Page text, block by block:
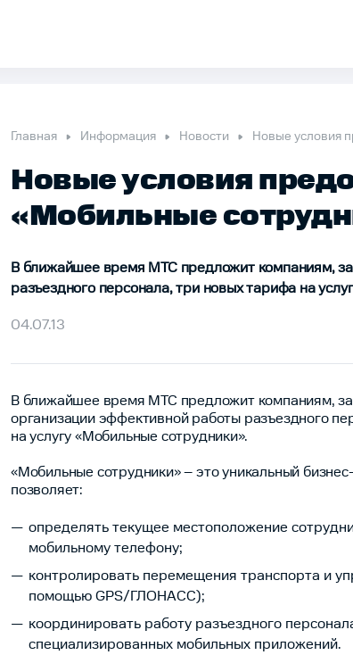
Главная Информация Новости Новые условия
Новые условия
«Мобильные
В ближайшее время МТС предложит компаниям,
разъездного персонала, три новых тарифа на
04.07.13
В ближайшее время МТС предложит компаниям,
организации эффективной работы разъездного
на услугу «Мобильные сотрудники».
«Мобильные сотрудники» – это уникальный
позволяет:
определять текущее местоположение
мобильному телефону;
контролировать перемещения транспорта и
помощью GPS/ГЛОНАСС);
координировать работу разъездного
специализированных мобильных приложений.